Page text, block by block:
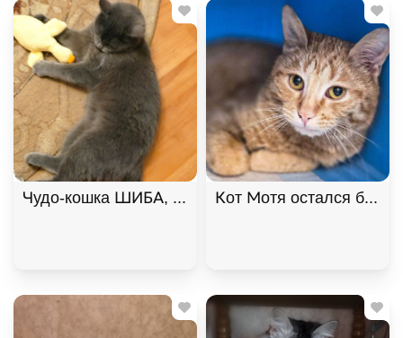
Чудо-кошка ШИБА, русская голубая ищет дом. В
Кот Мотя остался без